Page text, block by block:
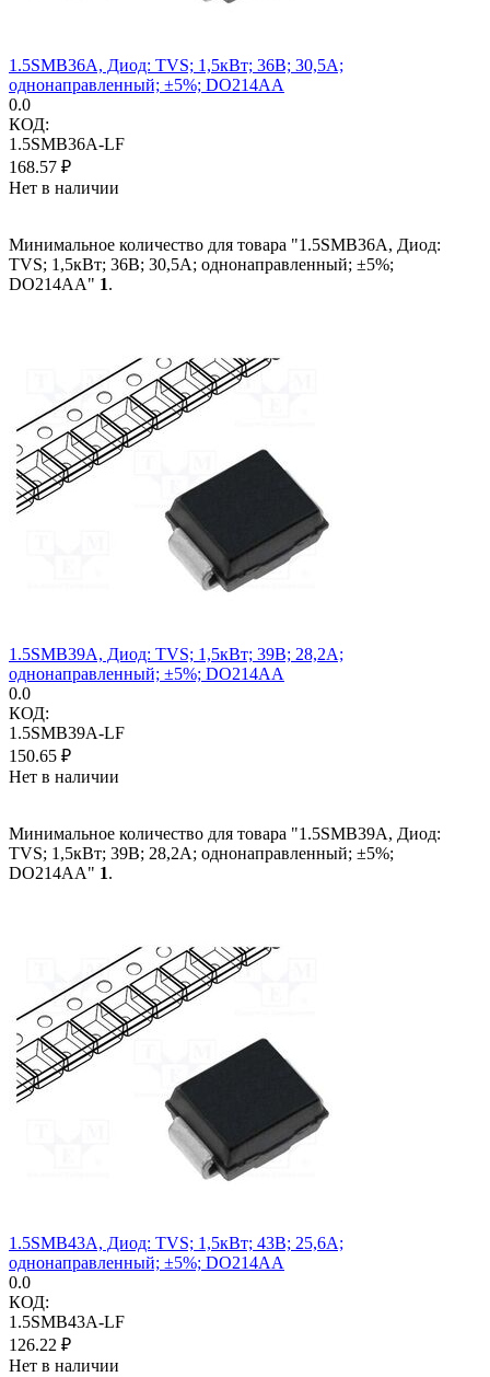
1.5SMB36A, Диод: TVS; 1,5кВт; 36В; 30,5А;
однонаправленный; ±5%; DO214AA
0.0
КОД:
1.5SMB36A-LF
168.57 ₽
Нет в наличии
Минимальное количество для товара "1.5SMB36A, Диод:
TVS; 1,5кВт; 36В; 30,5А; однонаправленный; ±5%;
DO214AA" 1.
1.5SMB39A, Диод: TVS; 1,5кВт; 39В; 28,2А;
однонаправленный; ±5%; DO214AA
0.0
КОД:
1.5SMB39A-LF
150.65 ₽
Нет в наличии
Минимальное количество для товара "1.5SMB39A, Диод:
TVS; 1,5кВт; 39В; 28,2А; однонаправленный; ±5%;
DO214AA" 1.
1.5SMB43A, Диод: TVS; 1,5кВт; 43В; 25,6А;
однонаправленный; ±5%; DO214AA
0.0
КОД:
1.5SMB43A-LF
126.22 ₽
Нет в наличии